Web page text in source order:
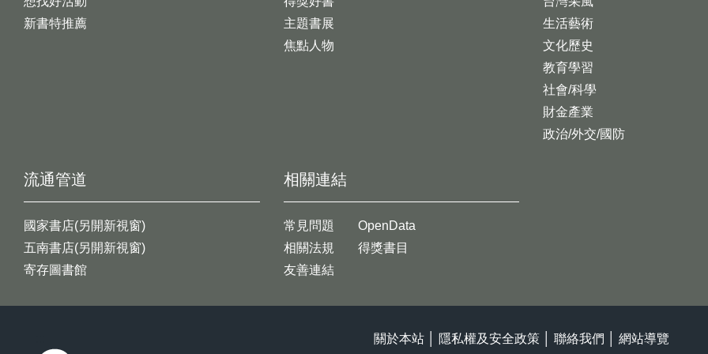
新書特推薦
生活藝術
文化歷史
教育學習
社會/科學
財金產業
政治/外交/國防
主題書展
焦點人物
流通管道
國家書店(另開新視窗)
五南書店(另開新視窗)
寄存圖書館
相關連結
常見問題
相關法規
友善連結
OpenData
得獎書目
關於本站 隱私權及安全政策 聯絡我們 網站導覽